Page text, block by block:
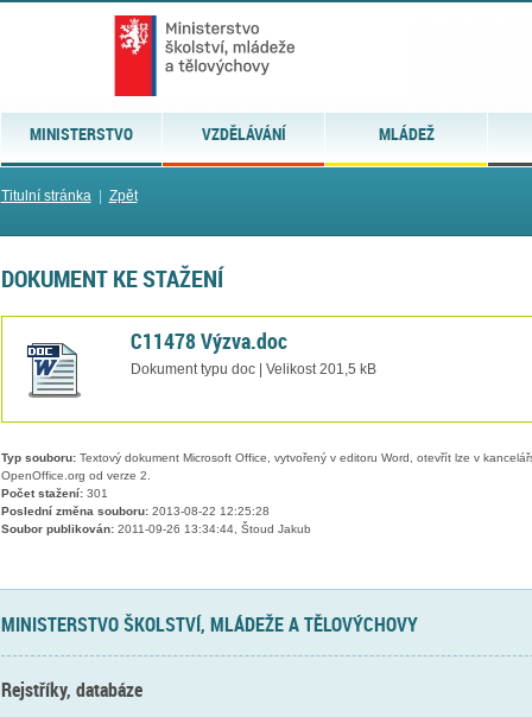
MINISTERSTVO VZDĚLÁVÁNÍ MLÁDEŽ
Titulní stránka| Zpět
DOKUMENT KE STAŽENÍ
C11478 Výzva.doc
Dokument typu doc | Velikost 201,5 kB
Typ souboru:Textový dokument Microsoft Office, vytvořený v editoru Word, otevřít lze v
OpenOffice.org od verze 2.
Počet stažení:301
Poslední změna souboru:2013-08-22 12:25:28
Soubor publikován:2011-09-26 13:34:44, Štoud Jakub
MINISTERSTVO ŠKOLSTVÍ, MLÁDEŽE A TĚLOVÝCHOVY
Rejstříky, databáze